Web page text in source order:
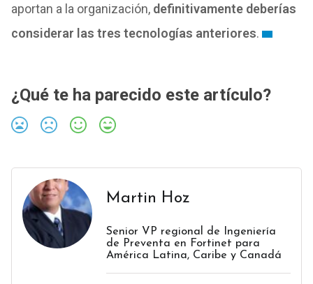
aportan a la organización, definitivamente deberías
considerar las tres tecnologías anteriores.
¿Qué te ha parecido este artículo?
Martin Hoz
Senior VP regional de Ingeniería
de Preventa en Fortinet para
América Latina, Caribe y Canadá